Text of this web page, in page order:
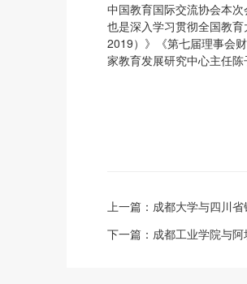
中国教育国际交流协会本
也是深入学习贯彻全国教
2019）》《第七届理事会
家教育发展研究中心主任
上一篇： 成都大学与四川
下一篇： 成都工业学院与